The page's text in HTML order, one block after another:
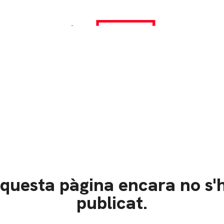
pàgina encara no
publicat.